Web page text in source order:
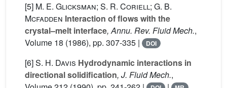
[5] M. E. Glicksman; S. R. Coriell; G. B.
Mcfadden Interaction of flows with the
crystal–melt interface, Annu. Rev. Fluid Mech.,
Volume 18 (1986), pp. 307-335 | DOI
[6]S. H. Davis Hydrodynamic interactions in
directional solidification, J. Fluid Mech.,